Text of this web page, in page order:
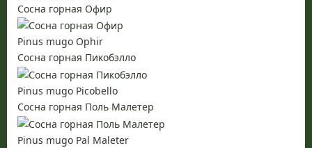
Сосна горная Офир
Pinus mugo Ophir
Сосна горная Пикобэлло
Pinus mugo Picobello
Сосна горная Поль Малетер
Pinus mugo Pal Maleter